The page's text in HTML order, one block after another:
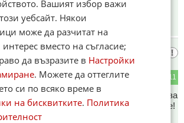
бъде и много празно, и самотно!
11
една мотика №5! Ако не успее ше има за
царевица!!! Хем ше копае и ше си пее!
певачки станаха!🫤🫤🫤
Вашият избор важи
уебсайт. Някои
може да разчитат на
вместо на съгласие;
да възразите в Настройки
. Можете да оттеглите
си по всяко време в
на бисквитките. Политика